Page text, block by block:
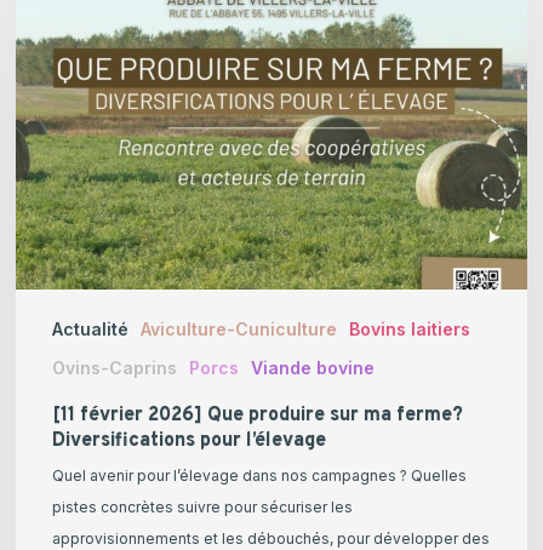
Actualité Aviculture-Cuniculture
Bovins laitiers
Ovins-Caprins
Porcs Viande bovine
Que
produire
sur
ma
ferme?
Diversifications
pour
l’élevage
[11 février 2026] Que produire sur ma ferme?
Diversifications pour l’élevage
Quel avenir pour l’élevage dans nos campagnes ? Quelles
pistes concrètes suivre pour sécuriser les
approvisionnements et les débouchés, pour développer des